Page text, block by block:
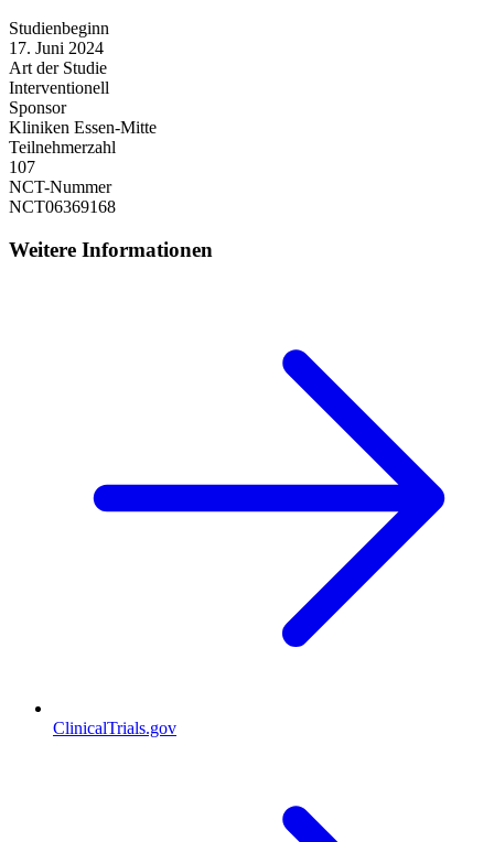
Studienbeginn
17. Juni 2024
Art der Studie
Interventionell
Sponsor
Kliniken Essen-Mitte
Teilnehmerzahl
107
NCT-Nummer
NCT06369168
Weitere Informationen
ClinicalTrials.gov